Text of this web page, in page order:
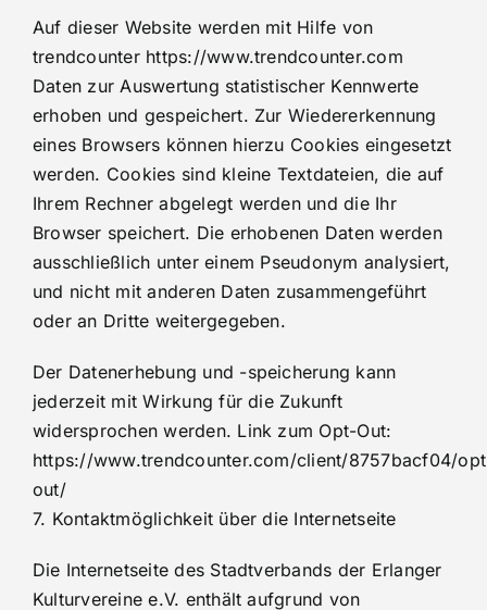
Auf dieser Website werden mit Hilfe von
trendcounter https://www.trendcounter.com
Daten zur Auswertung statistischer Kennwerte
erhoben und gespeichert. Zur Wiedererkennung
eines Browsers können hierzu Cookies eingesetzt
werden. Cookies sind kleine Textdateien, die auf
Ihrem Rechner abgelegt werden und die Ihr
Browser speichert. Die erhobenen Daten werden
ausschließlich unter einem Pseudonym analysiert,
und nicht mit anderen Daten zusammengeführt
oder an Dritte weitergegeben.
Der Datenerhebung und -speicherung kann
jederzeit mit Wirkung für die Zukunft
widersprochen werden. Link zum Opt-Out:
https://www.trendcounter.com/client/8757bacf04/
out/
7. Kontaktmöglichkeit über die Internetseite
Die Internetseite des Stadtverbands der Erlanger
Kulturvereine e.V. enthält aufgrund von